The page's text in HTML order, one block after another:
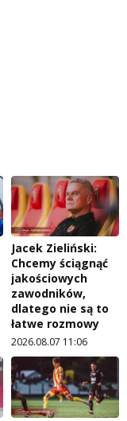
Jacek Zieliński:
Chcemy ściągnąć
jakościowych
zawodników,
dlatego nie są to
łatwe rozmowy
2026.08.07 11:06